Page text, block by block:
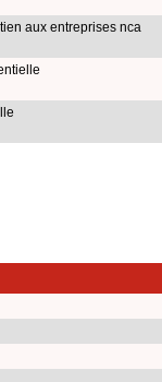
aux entreprises nca